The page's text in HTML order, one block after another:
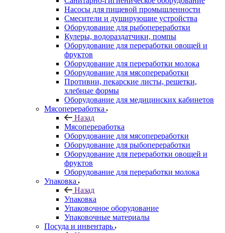
Насосы для пищевой промышленности
Смесители и душирующие устройства
Оборудование для рыбопереработки
Кулеры, водораздатчики, помпы
Оборудование для переработки овощей и
фруктов
Оборудование для переработки молока
Оборудование для мясопереработки
Противни, пекарские листы, решетки,
хлебные формы
Оборудование для медицинских кабинетов
Мясопереработка
Назад
Мясопереработка
Оборудование для мясопереработки
Оборудование для рыбопереработки
Оборудование для переработки овощей и
фруктов
Оборудование для переработки молока
Упаковка
Назад
Упаковка
Упаковочное оборудование
Упаковочные материалы
Посуда и инвентарь